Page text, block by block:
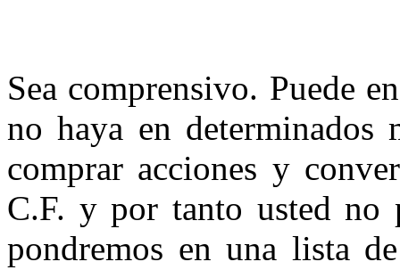
Sea comprensivo. Puede
no haya en determinados
comprar acciones y
C.F. y por tanto usted no
pondremos en una lista